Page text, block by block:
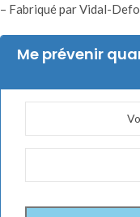
– Fabriqué par Vidal-
Me prévenir